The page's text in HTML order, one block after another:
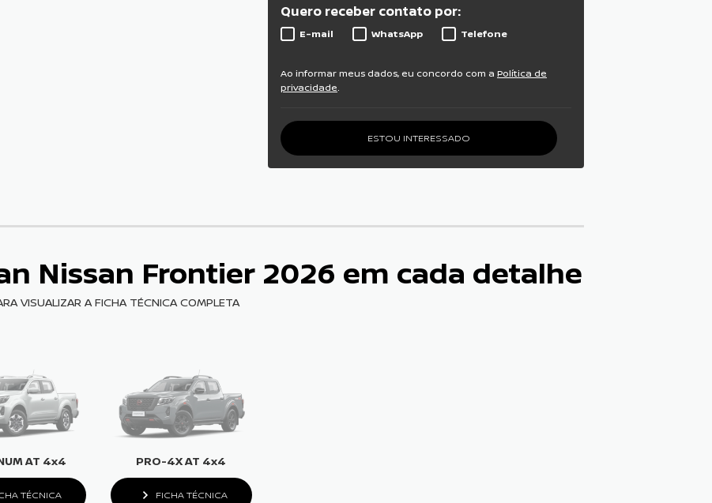
Quero receber contato por:
E-mail WhatsApp Telefone
Ao informar meus dados, eu concordo com a Política de
privacidade.
ESTOU INTERESSADO
Nissan Frontier 2026 em cada detalhe
VISUALIZAR A FICHA TÉCNICA COMPLETA
AT 4x4
TÉCNICA
PRO-4X AT 4x4
FICHA TÉCNICA